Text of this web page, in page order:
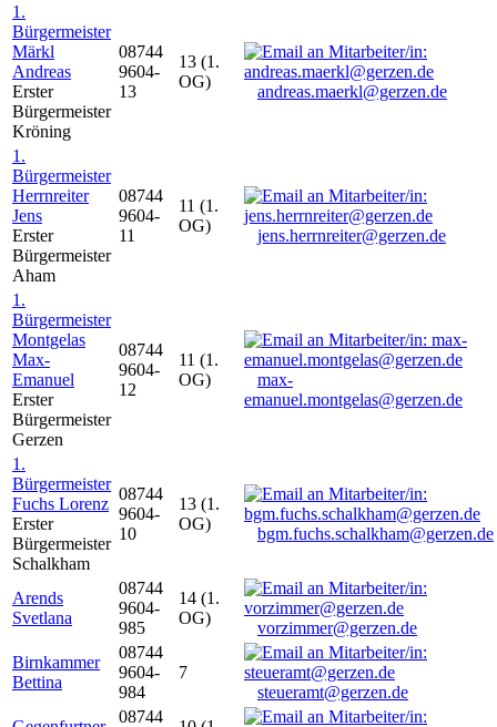
1.
Bürgermeister
Märkl
Andreas
Erster
Bürgermeister
Kröning
08744
9604-
13
13 (1.
OG)
andreas.maerkl@gerzen.de
1.
Bürgermeister
Herrnreiter
Jens
Erster
Bürgermeister
Aham
08744
9604-
11
11 (1.
OG)
jens.herrnreiter@gerzen.de
1.
Bürgermeister
Montgelas
Max-
Emanuel
Erster
Bürgermeister
Gerzen
08744
9604-
12
11 (1.
OG)
max-
emanuel.montgelas@gerzen.de
1.
Bürgermeister
Fuchs Lorenz
Erster
Bürgermeister
Schalkham
08744
9604-
10
13 (1.
OG)
bgm.fuchs.schalkham@gerzen.de
Arends
Svetlana
08744
9604-
985
14 (1.
OG)
vorzimmer@gerzen.de
Birnkammer
Bettina
08744
9604-
984
7
steueramt@gerzen.de
08744